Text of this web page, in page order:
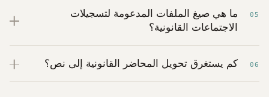
05
ما هي صيغ الملفات المدعومة لتسجيلات
الاجتماعات القانونية؟
06 كم يستغرق تحويل المحاضر القانونية إلى نص؟